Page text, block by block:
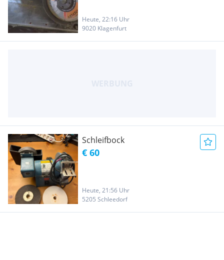
Heute, 22:16 Uhr
9020 Klagenfurt
Schleifbock
€ 60
Heute, 21:56 Uhr
5205 Schleedorf